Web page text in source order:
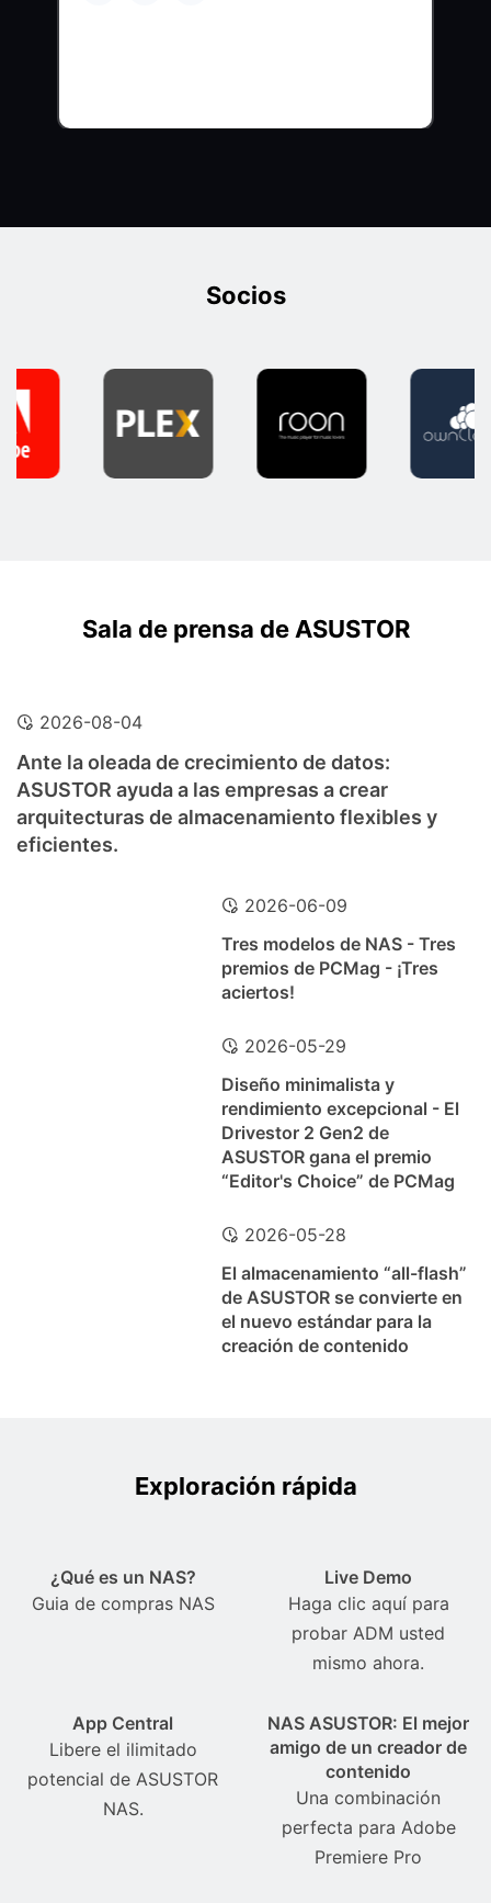
Socios
Sala de prensa de ASUSTOR
2026-08-04
Ante la oleada de crecimiento de datos:
ASUSTOR ayuda a las empresas a crear
arquitecturas de almacenamiento flexibles y
eficientes.
2026-06-09
Tres modelos de NAS - Tres
premios de PCMag - ¡Tres
aciertos!
2026-05-29
Diseño minimalista y
rendimiento excepcional - El
Drivestor 2 Gen2 de
ASUSTOR gana el premio
“Editor's Choice” de PCMag
2026-05-28
El almacenamiento “all-flash”
de ASUSTOR se convierte en
el nuevo estándar para la
creación de contenido
Exploración rápida
¿Qué es un NAS?
Guia de compras NAS
Live Demo
Haga clic aquí para
probar ADM usted
mismo ahora.
App Central
Libere el ilimitado
potencial de ASUSTOR
NAS.
NAS ASUSTOR: El mejor
amigo de un creador de
contenido
Una combinación
perfecta para Adobe
Premiere Pro